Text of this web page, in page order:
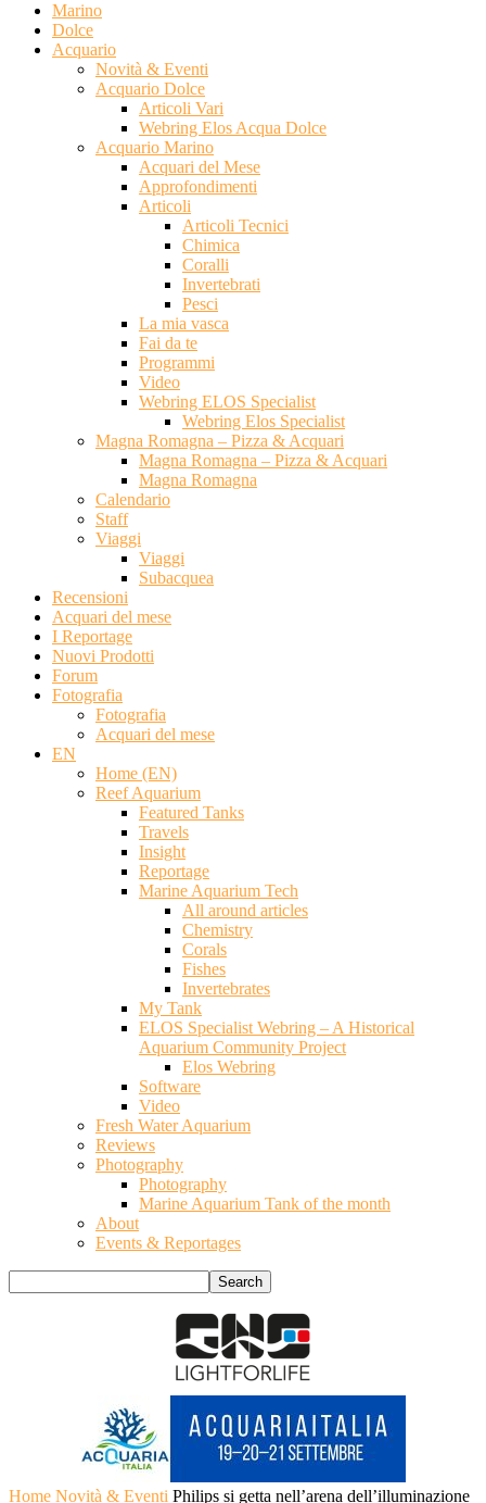
Marino
Dolce
Acquario
Novità & Eventi
Acquario Dolce
Articoli Vari
Webring Elos Acqua Dolce
Acquario Marino
Acquari del Mese
Approfondimenti
Articoli
Articoli Tecnici
Chimica
Coralli
Invertebrati
Pesci
La mia vasca
Fai da te
Programmi
Video
Webring ELOS Specialist
Webring Elos Specialist
Magna Romagna – Pizza & Acquari
Magna Romagna – Pizza & Acquari
Magna Romagna
Calendario
Staff
Viaggi
Viaggi
Subacquea
Recensioni
Acquari del mese
I Reportage
Nuovi Prodotti
Forum
Fotografia
Fotografia
Acquari del mese
EN
Home (EN)
Reef Aquarium
Featured Tanks
Travels
Insight
Reportage
Marine Aquarium Tech
All around articles
Chemistry
Corals
Fishes
Invertebrates
My Tank
ELOS Specialist Webring – A Historical
Aquarium Community Project
Elos Webring
Software
Video
Fresh Water Aquarium
Reviews
Photography
Photography
Marine Aquarium Tank of the month
About
Events & Reportages
Home Novità & Eventi Philips si getta nell’arena dell’illuminazione